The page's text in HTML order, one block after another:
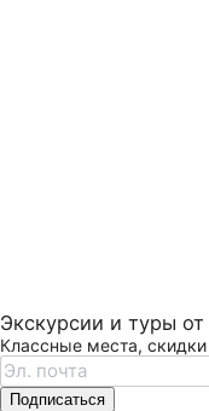
Экскурсии и туры
Классные места, скидки
Подписаться